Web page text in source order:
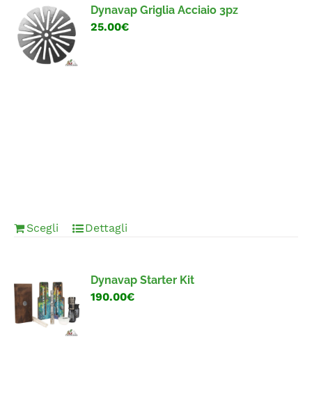
Dynavap Griglia Acciaio 3pz
25.00€
Scegli Dettagli
Dynavap Starter Kit
190.00€